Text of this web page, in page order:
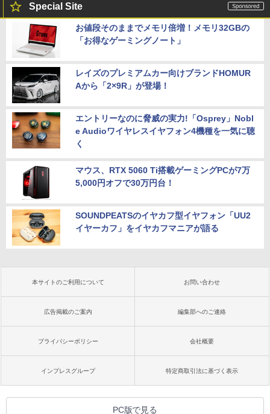
Special Site
お値段そのままでメモリ倍増！メモリ32GBの
「お得なゲーミングノート」
レイズのプレミアムカー向けブランドHOMUR
Aから「2×9R」が登場！
エントリーなのに脅威の実力!「Osprey」Nobl
e Audioワイヤレスイヤフォン4機種を一気に聴
く
マウス、RTX 5060 Ti搭載ゲーミングPCが7万
5,000円オフで30万円台！
SOUNDPEATSのイヤカフ型イヤフォン「UU2
イヤーカフ」をイヤカフマニアが語る
本サイトのご利用について お問い合わせ
広告掲載のご案内 編集部へのご連絡
プライバシーポリシー 会社概要
インプレスグループ 特定商取引法に基づく表示
PC版で見る